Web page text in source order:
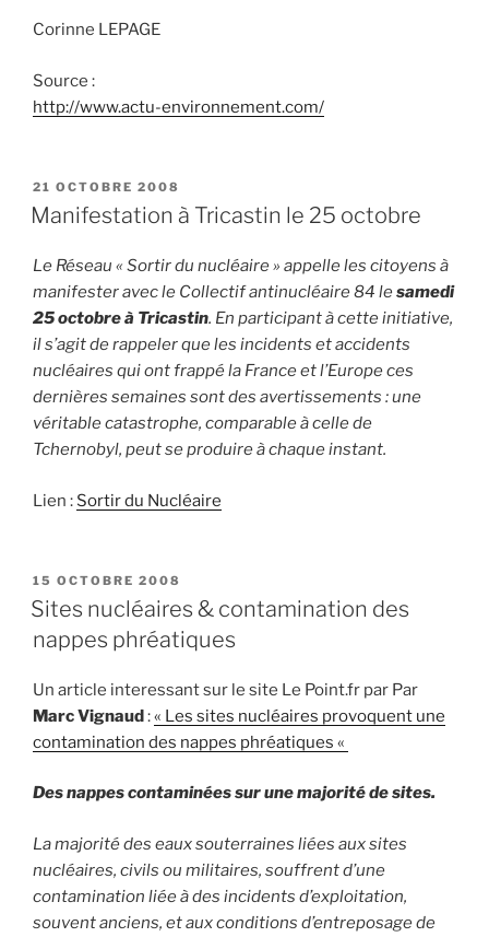
Corinne LEPAGE
Source :
http://www.actu-environnement.com/
PUBLIÉ
LE
21 OCTOBRE 2008
Manifestation à Tricastin le 25 octobre
Le Réseau « Sortir du nucléaire » appelle les citoyens à
manifester avec le Collectif antinucléaire 84 lesamedi
25 octobre à Tricastin. En participant à cette initiative,
il s’agit de rappeler que les incidents et accidents
nucléaires qui ont frappé la France et l’Europe ces
dernières semaines sont des avertissements : une
véritable catastrophe, comparable à celle de
Tchernobyl, peut se produire à chaque instant.
Lien : Sortir du Nucléaire
PUBLIÉ
LE
15 OCTOBRE 2008
Sites nucléaires & contamination des
nappes phréatiques
Un article interessant sur le site Le Point.fr par Par
Marc Vignaud:« Les sites nucléaires provoquent une
contamination des nappes phréatiques «
Des nappes contaminées sur une majorité de sites.
La majorité des eaux souterraines liées aux sites
nucléaires, civils ou militaires, souffrent d’une
contamination liée à des incidents d’exploitation,
souvent anciens, et aux conditions d’entreposage de